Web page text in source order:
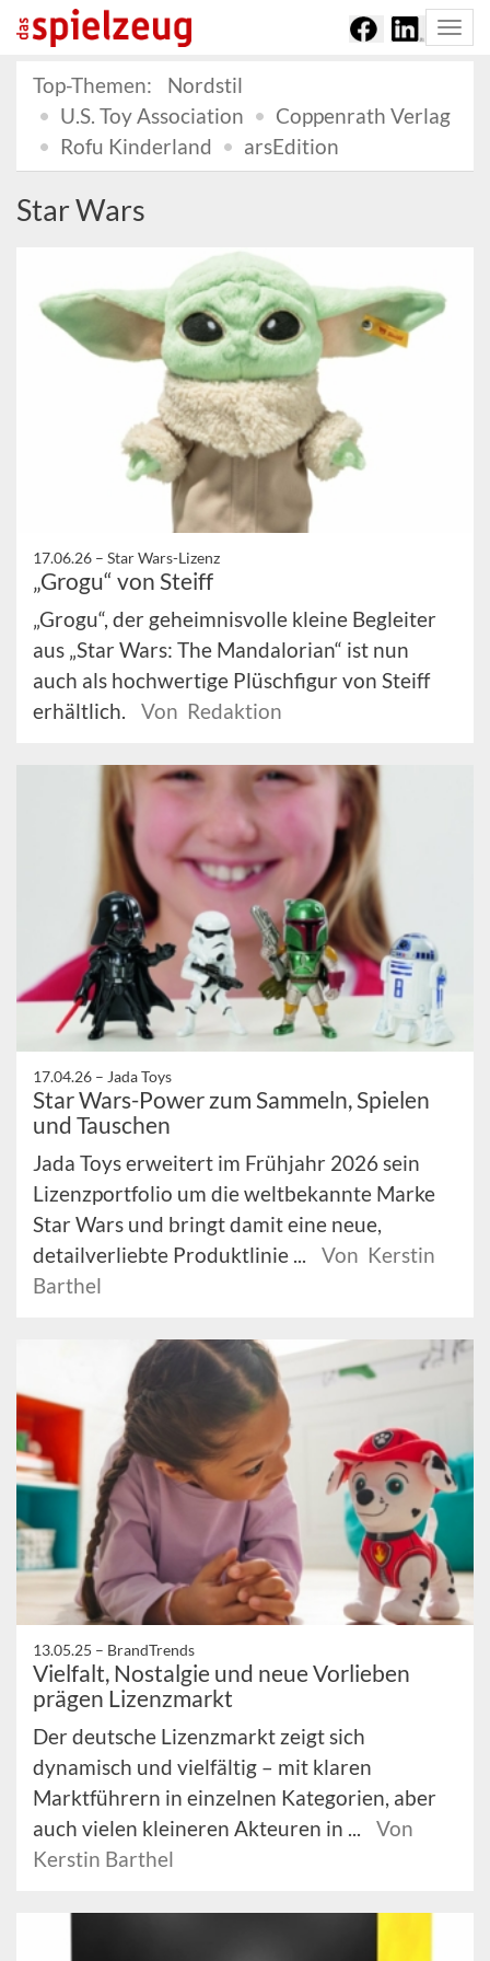
Top-Themen:
Nordstil
U.S. Toy Association
Coppenrath Verlag
Rofu Kinderland
arsEdition
Star Wars
17.06.26 – Star Wars-Lizenz
„Grogu“ von Steiff
„Grogu“, der geheimnisvolle kleine Begleiter
aus „Star Wars: The Mandalorian“ ist nun
auch als hochwertige Plüschfigur von Steiff
erhältlich.
Von Redaktion
17.04.26 – Jada Toys
Star Wars-Power zum Sammeln, Spielen
und Tauschen
Jada Toys erweitert im Frühjahr 2026 sein
Lizenzportfolio um die weltbekannte Marke
Star Wars und bringt damit eine neue,
detailverliebte Produktlinie ...
Von Kerstin
Barthel
13.05.25 – BrandTrends
Vielfalt, Nostalgie und neue Vorlieben
prägen Lizenzmarkt
Der deutsche Lizenzmarkt zeigt sich
dynamisch und vielfältig – mit klaren
Marktführern in einzelnen Kategorien, aber
auch vielen kleineren Akteuren in ...
Von
Kerstin Barthel